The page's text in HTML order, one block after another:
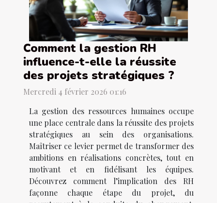
Comment la gestion RH
influence-t-elle la réussite
des projets stratégiques ?
Mercredi 4 février 2026 01:16
La gestion des ressources humaines occupe
une place centrale dans la réussite des projets
stratégiques au sein des organisations.
Maîtriser ce levier permet de transformer des
ambitions en réalisations concrètes, tout en
motivant et en fidélisant les équipes.
Découvrez comment l’implication des RH
façonne chaque étape du projet, du